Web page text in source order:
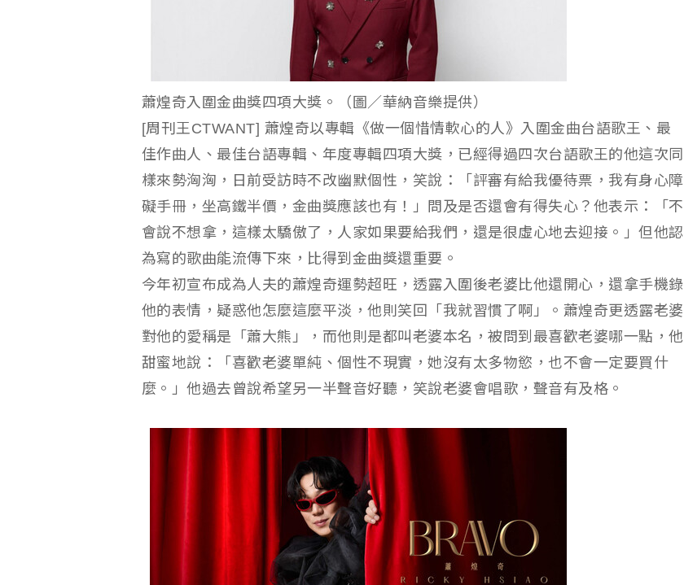
蕭煌奇入圍金曲獎四項大獎。（圖／華納音樂提供）
[周刊王CTWANT] 蕭煌奇以專輯《做一個惜情軟心的人》入圍金曲台語歌王、最
佳作曲人、最佳台語專輯、年度專輯四項大獎，已經得過四次台語歌王的他這次同
樣來勢洶洶，日前受訪時不改幽默個性，笑說：「評審有給我優待票，我有身心障
礙手冊，坐高鐵半價，金曲獎應該也有！」問及是否還會有得失心？他表示：「不
會說不想拿，這樣太驕傲了，人家如果要給我們，還是很虛心地去迎接。」但他認
為寫的歌曲能流傳下來，比得到金曲獎還重要。
今年初宣布成為人夫的蕭煌奇運勢超旺，透露入圍後老婆比他還開心，還拿手機錄
他的表情，疑惑他怎麼這麼平淡，他則笑回「我就習慣了啊」。蕭煌奇更透露老婆
對他的愛稱是「蕭大熊」，而他則是都叫老婆本名，被問到最喜歡老婆哪一點，他
甜蜜地說：「喜歡老婆單純、個性不現實，她沒有太多物慾，也不會一定要買什
麼。」他過去曾說希望另一半聲音好聽，笑說老婆會唱歌，聲音有及格。